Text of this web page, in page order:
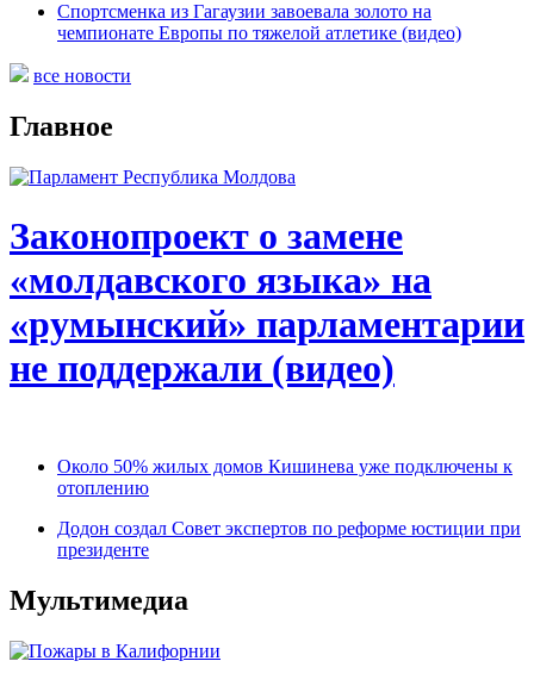
Спортсменка из Гагаузии завоевала золото на
чемпионате Европы по тяжелой атлетике (видео)
все новости
Главное
Законопроект о замене
«молдавского языка» на
«румынский» парламентарии
не поддержали (видео)
Около 50% жилых домов Кишинева уже подключены к
отоплению
Додон создал Совет экспертов по реформе юстиции при
президенте
Мультимедиа